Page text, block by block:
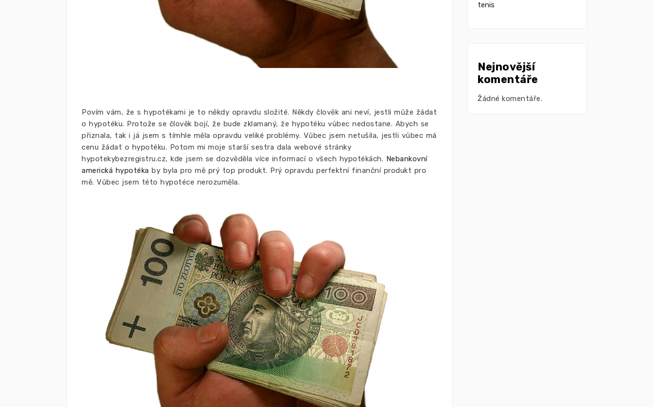
Povím vám, že s hypotékami je to někdy opravdu složité. Někdy člověk ani neví, jestli může žádat
o hypotéku. Protože se člověk bojí, že bude zklamaný, že hypotéku vůbec nedostane. Abych se
přiznala, tak i já jsem s tímhle měla opravdu veliké problémy. Vůbec jsem netušila, jestli vůbec má
cenu žádat o hypotéku. Potom mi moje starší sestra dala webové stránky
hypotekybezregistru.cz, kde jsem se dozvěděla více informací o všech hypotékách. Nebankovní
americká hypotéka by byla pro mě prý top produkt. Prý opravdu perfektní finanční produkt pro
mě. Vůbec jsem této hypotéce nerozuměla.
tenis
Nejnovější
komentáře
Žádné komentáře.